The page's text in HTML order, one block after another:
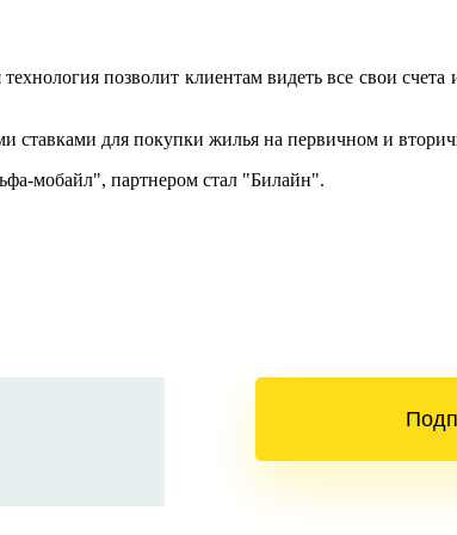
позволит клиентам видеть все свои
для покупки жилья на первичном и
мобайл", партнером стал "Билайн".